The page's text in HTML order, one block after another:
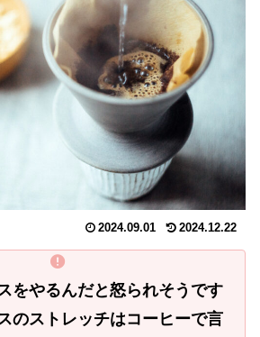
2024.09.01 2024.12.22
をやるんだと怒られそうです
のストレッチはコーヒーで言